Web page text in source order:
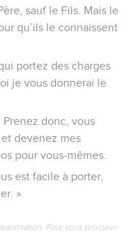
sauf le Fils. Mais le
qu’ils le connaissent
portez des charges
je vous donnerai le
donc, vous
devenez mes
pour vous-mêmes.
est facile à porter,
»
Pour vous procurer